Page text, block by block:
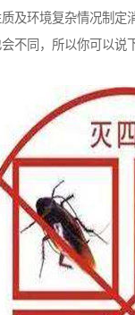
及环境复杂情况制定
不同，所以你可以说